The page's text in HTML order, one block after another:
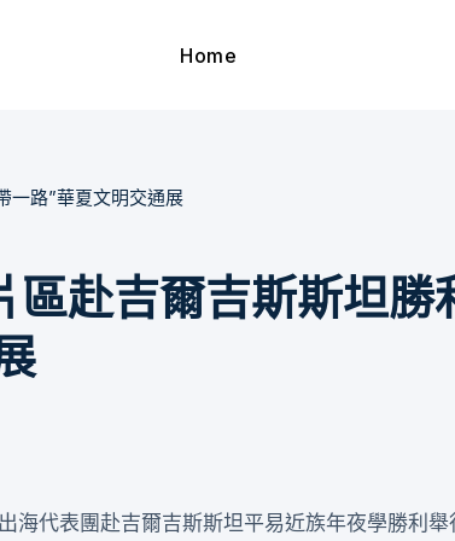
Home
一路”華夏文明交通展
赴吉爾吉斯斯坦勝